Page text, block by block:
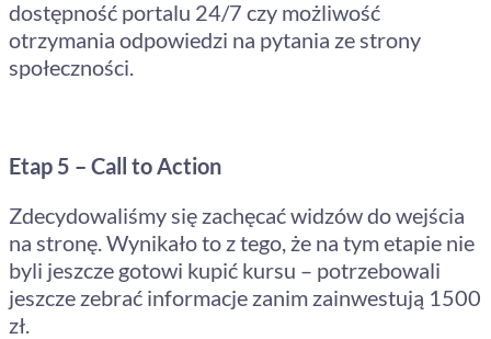
dostępność portalu 24/7 czy możliwość
otrzymania odpowiedzi na pytania ze strony
społeczności.
Etap 5 – Call to Action
Zdecydowaliśmy się zachęcać widzów do wejścia
na stronę. Wynikało to z tego, że na tym etapie nie
byli jeszcze gotowi kupić kursu – potrzebowali
jeszcze zebrać informacje zanim zainwestują 1500
zł.